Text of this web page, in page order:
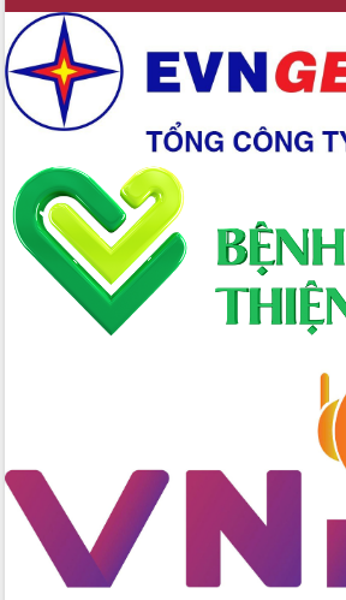
Phó Chủ tịch UBND tỉnh Đắk Lắk
Trương Công Thái kiểm tra thực địa
Dự án cao tốc Khánh Hòa - Buôn Ma
Thuột
Định vị cà phê Việt Nam như một “di
sản sống” trong dòng chảy toàn cầu
Xây dựng nông thôn mới: Nâng cao đời
sống người dân từ những mô hình thiết
thực
Quyết liệt tháo gỡ vướng mắc, đẩy
nhanh tiến độ các dự án trọng điểm
trong Khu kinh tế Nam Phú Yên
Hòn Yến phát triển du lịch gắn với bảo
Phát động chiến dịch 30 ngày đêm
giải phóng mặt bằng Tuyến đường bộ
ven biển
Đắk Lắk nỗ lực thúc đẩy tăng trưởng
kinh tế từ 10% trở lên trong Quý